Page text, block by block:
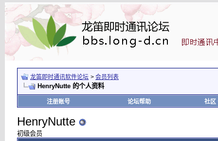
龙笛即时通讯软件论坛 > 会员列表
HenryNutte 的个人资料
注册账号 论坛帮助 社区
HenryNutte
初级会员